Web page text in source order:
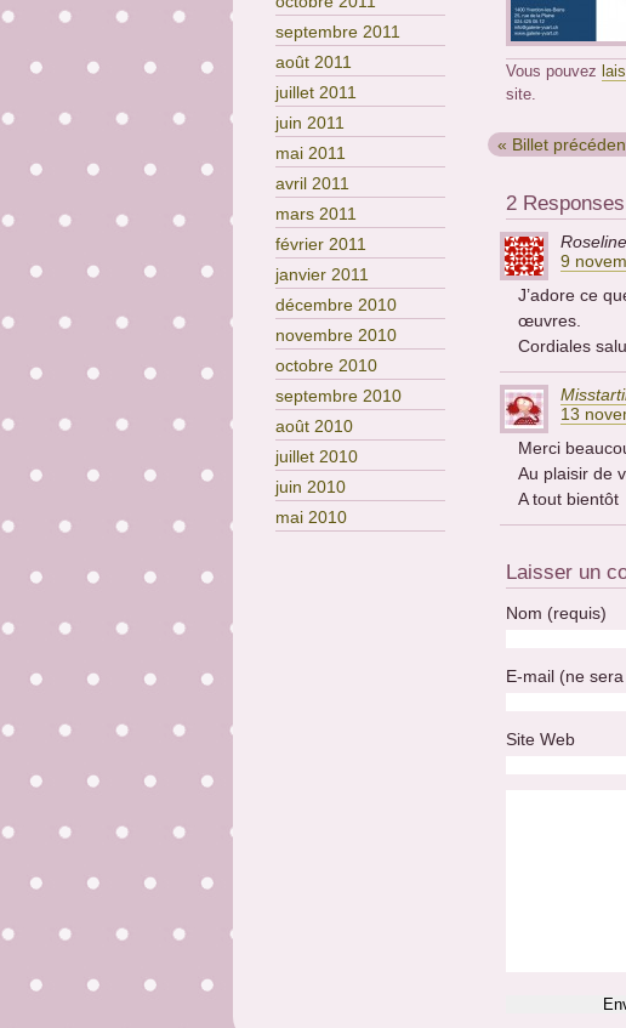
septembre 2011
août 2011
juillet 2011
juin 2011
mai 2011
avril 2011
mars 2011
février 2011
janvier 2011
décembre 2010
novembre 2010
octobre 2010
septembre 2010
août 2010
juillet 2010
juin 2010
mai 2010
Vous pouvez
site.
« Billet
2
9
J’adore ce
œuvres.
Cordiales
13
Merci
Au plaisir de
A tout bientôt
Laisser un
Nom (requis)
E-mail (ne
Site Web